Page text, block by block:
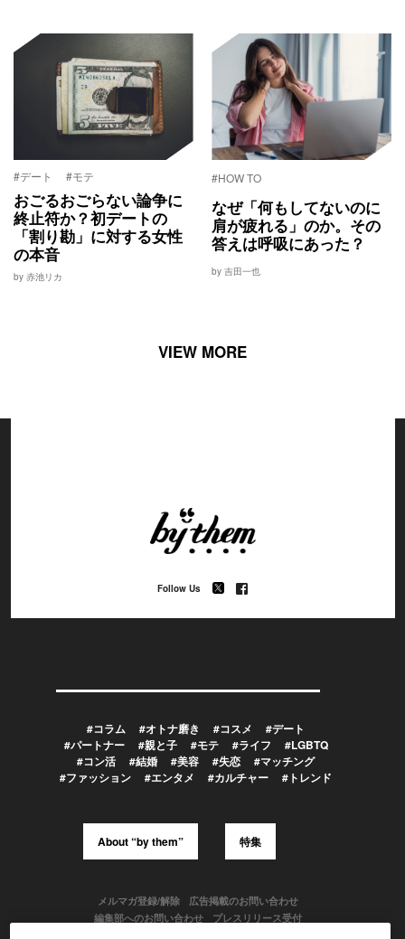
#デート #モテ
おごるおごらない論争に
終止符か？初デートの
「割り勘」に対する女性
の本音
by 赤池リカ
#HOW TO
なぜ「何もしてないのに
肩が疲れる」のか。その
答えは呼吸にあった？
by 吉田一也
VIEW MORE
Follow Us
#コラム #オトナ磨き #コスメ
#デート
#パートナー
#親と子 #モテ #ライフ
#LGBTQ
#コン活
#結婚 #美容 #失恋
#マッチング
#ファッション
#エンタメ #カルチャー #トレンド
About “by them” 特集
メルマガ登録/解除
広告掲載のお問い合わせ
編集部へのお問い合わせ
プレスリリース受付